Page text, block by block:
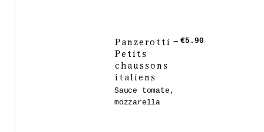
Panzerotti –
Petits
chaussons
italiens
Sauce tomate,
mozzarella
€5.90